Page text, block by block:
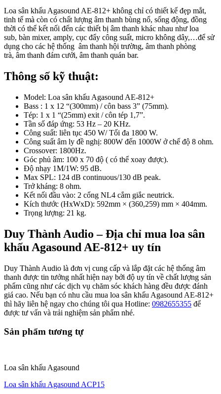
Loa sân khấu Agasound AE-812+ không chỉ có thiết kế đẹp mắt,
tinh tế mà còn có chất lượng âm thanh bùng nổ, sống động, đồng
thời có thể kết nối đến các thiết bị âm thanh khác nhau như loa
sub, bàn mixer, amply, cục đẩy công suất, micro không dây,…để sử
dụng cho các hệ thống âm thanh hội trường, âm thanh phòng
trà, âm thanh đám cưới, âm thanh quán bar.
Thông số kỹ thuật:
Model: Loa sân khấu Agasound AE-812+
Bass : 1 x 12 “(300mm) / côn bass 3” (75mm).
Tép: 1 x 1 “(25mm) exit / côn tép 1,7”.
Tần số đáp ứng: 53 Hz – 20 KHz.
Công suất: liên tục 450 W/ Tối đa 1800 W.
Công suất âm ly đề nghị: 800W đến 1000W ở chế độ 8 ohm.
Crossover: 1800Hz.
Góc phủ âm: 100 x 70 độ ( có thể xoay được).
Độ nhạy 1M/1W: 95 dB.
Max SPL: 124 dB continuous/130 dB peak.
Trở kháng: 8 ohm.
Kết nối đầu vào: 2 cổng NL4 cắm giắc neutrick.
Kích thước (HxWxD): 592mm × (360,259) mm × 404mm.
Trọng lượng: 21 kg.
Duy Thành Audio – Địa chỉ mua loa sân
khấu Agasound AE-812+ uy tín
Duy Thành Audio là đơn vị cung cấp và lắp đặt các hệ thống âm
thanh được tin tưởng nhất hiện nay bởi độ uy tín về chất lượng sản
phẩm cũng như các dịch vụ chăm sóc khách hàng đều được đánh
giá cao. Nếu bạn có nhu cầu mua loa sân khấu Agasound AE-812+
thì hãy liên hệ ngay cho chúng tôi qua Hotline: 0982655355 để
được tư vấn và trải nghiệm sản phẩm nhé.
Sản phẩm tương tự
Loa sân khấu Agasound
Loa sân khấu Agasound ACP15